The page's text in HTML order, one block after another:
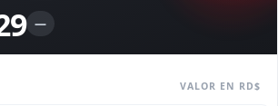
—
VALOR EN RD$